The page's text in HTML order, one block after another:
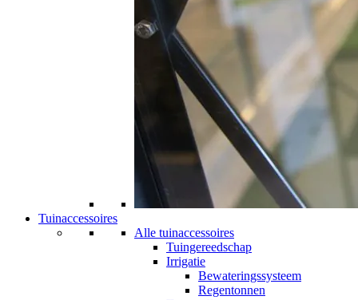
Tuinaccessoires
Alle tuinaccessoires
Tuingereedschap
Irrigatie
Bewateringssysteem
Regentonnen